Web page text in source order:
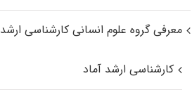
معرفی گروه علوم انسانی کارشناسی ارشد
کارشناسی ارشد آماد